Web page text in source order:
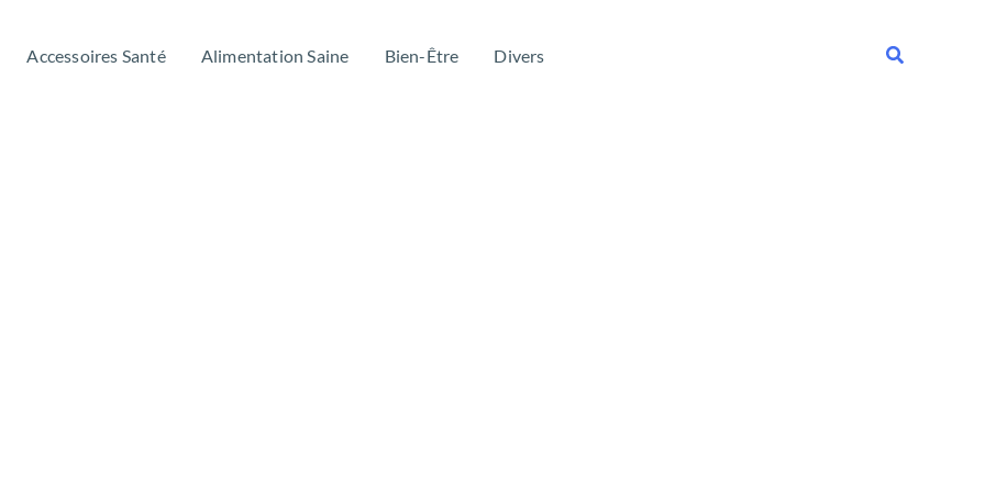
Accessoires Santé Alimentation Saine Bien-Être Divers Rechercher